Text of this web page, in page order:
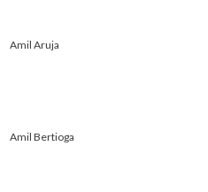
Amil Aruja
Amil Bertioga